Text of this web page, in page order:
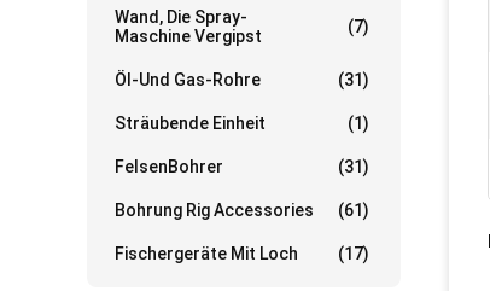
Wand, Die Spray-
Maschine Vergipst
(7)
Öl-Und Gas-Rohre (31)
Sträubende Einheit (1)
FelsenBohrer (31)
Bohrung Rig Accessories (61)
Fischergeräte Mit Loch (17)